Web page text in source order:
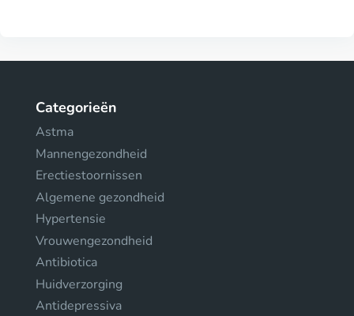
Categorieën
Astma
Mannengezondheid
Erectiestoornissen
Algemene gezondheid
Hypertensie
Vrouwengezondheid
Antibiotica
Huidverzorging
Antidepressiva